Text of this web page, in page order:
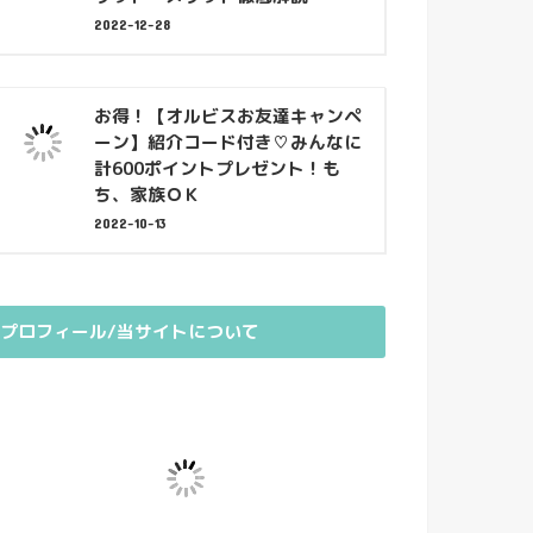
2022-12-28
お得！【オルビスお友達キャンペ
ーン】紹介コード付き♡みんなに
計600ポイントプレゼント！も
ち、家族ＯＫ
2022-10-13
プロフィール/当サイトについて